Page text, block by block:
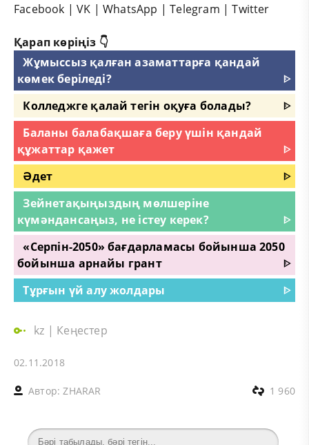
Facebook |VK |WhatsApp |Telegram |Twitter
Қарап көріңіз 👇
Жұмыссыз қалған азаматтарға қандай
көмек беріледі?
ᐈ
Колледжге қалай тегін оқуға болады?
ᐈ
Баланы балабақшаға беру үшін қандай
құжаттар қажет
ᐈ
Әдет
ᐈ
Зейнетақыңыздың мөлшеріне
күмәндансаңыз, не істеу керек?
ᐈ
«Серпін-2050» бағдарламасы бойынша 2050
бойынша арнайы грант
ᐈ
Тұрғын үй алу жолдары
ᐈ
kz | Кеңестер
02.11.2018
Автор:ZHARAR 1 960